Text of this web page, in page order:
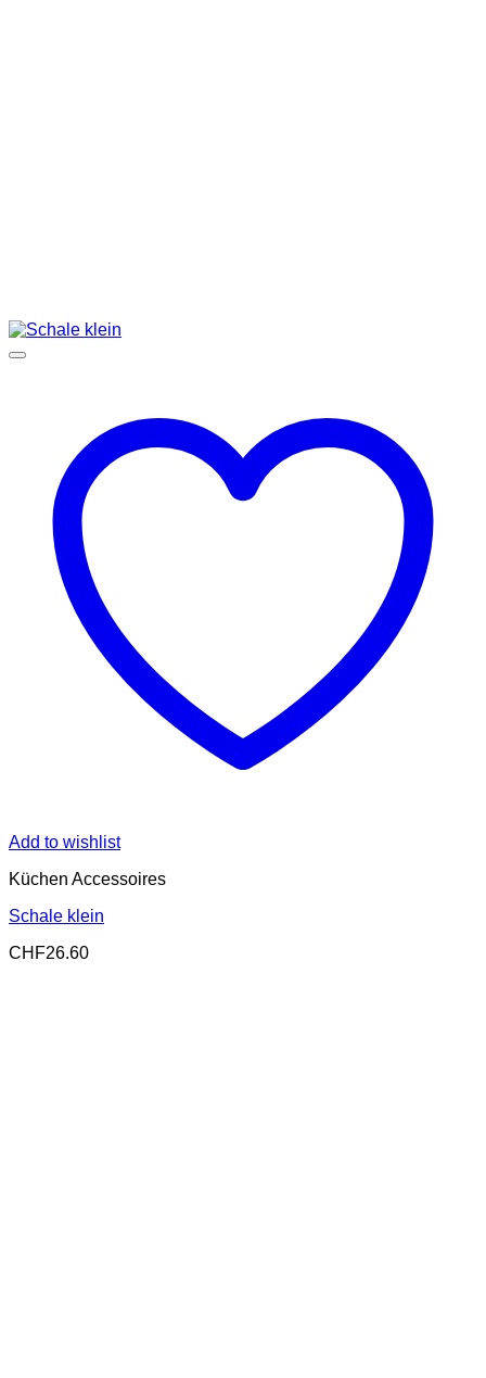
Add to wishlist
Küchen Accessoires
Schale klein
CHF26.60